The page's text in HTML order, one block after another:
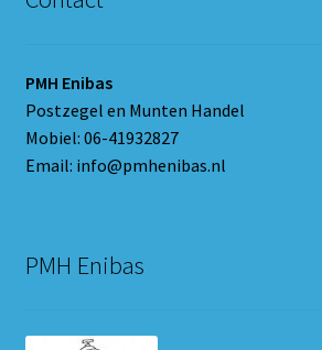
PMH Enibas
Postzegel en Munten Handel
Mobiel: 06-41932827
Email: info@pmhenibas.nl
PMH Enibas